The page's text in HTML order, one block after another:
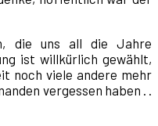
die uns all die Jahre
ist willkürlich gewählt,
noch viele andere mehr
vergessen haben . .